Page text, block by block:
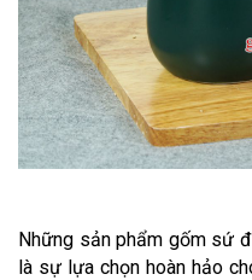
Những sản phẩm gốm sứ
là sự lựa chọn hoàn hảo